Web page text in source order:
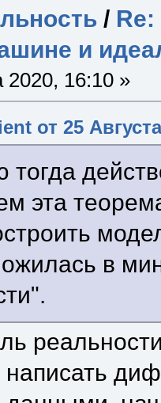
/
и
2020, 16:10 »
от 25
тогда
эта
в
написать